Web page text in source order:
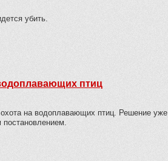
убить.
птиц
на водоплавающих птиц. Решение уже